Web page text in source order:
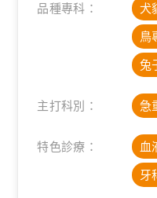
品種專科： 犬
鳥
兔
主打科別： 急
特色診療： 血
牙